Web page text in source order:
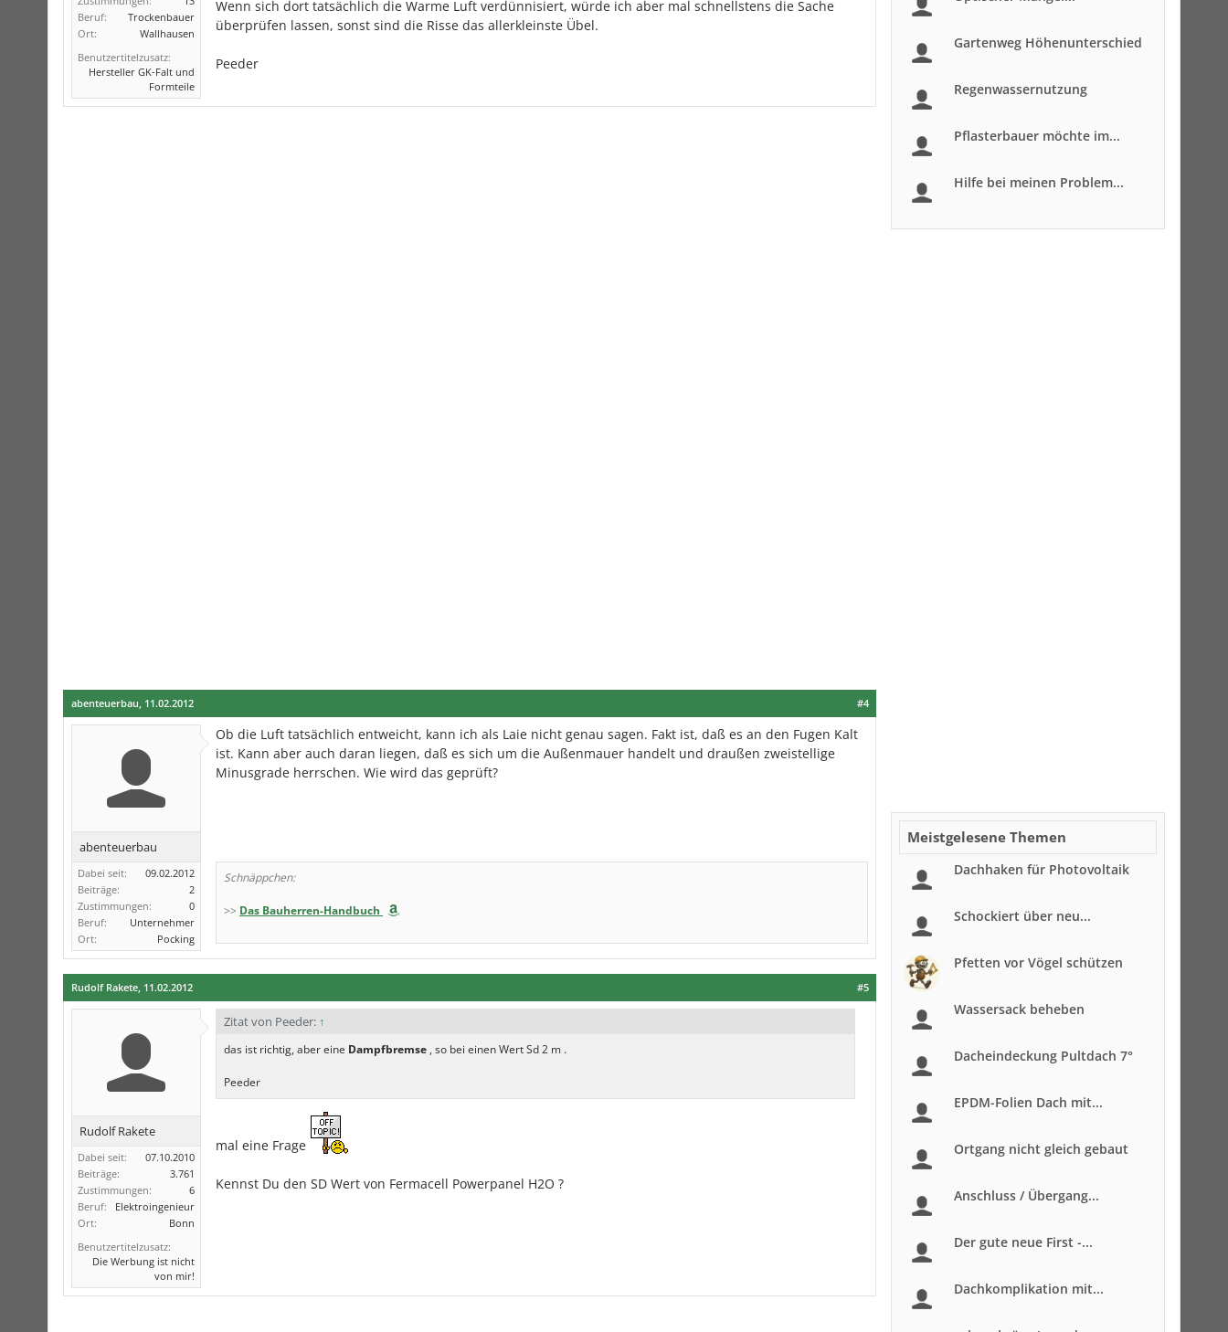
Beruf:
Trockenbauer
Ort:
Wallhausen
Benutzertitelzusatz:
Hersteller GK-Falt und
Formteile
Wenn sich dort tatsächlich die Warme Luft verdünnisiert, würde ich aber mal schnellstens die Sache
überprüfen lassen, sonst sind die Risse das allerkleinste Übel.
Peeder
#4
abenteuerbau, 11.02.2012
abenteuerbau
Dabei seit:
09.02.2012
Beiträge:
2
Zustimmungen:
0
Beruf:
Unternehmer
Ort:
Pocking
Ob die Luft tatsächlich entweicht, kann ich als Laie nicht genau sagen. Fakt ist, daß es an den Fugen Kalt
ist. Kann aber auch daran liegen, daß es sich um die Außenmauer handelt und draußen zweistellige
Minusgrade herrschen. Wie wird das geprüft?
Schnäppchen:
>> Das Bauherren-Handbuch
#5
Rudolf Rakete, 11.02.2012
Rudolf Rakete
Dabei seit:
07.10.2010
Beiträge:
3.761
Zustimmungen:
6
Beruf:
Elektroingenieur
Ort:
Bonn
Benutzertitelzusatz:
Die Werbung ist nicht
von mir!
Zitat von Peeder: ↑
das ist richtig, aber eine Dampfbremse , so bei einen Wert Sd 2 m .
Peeder
mal eine Frage
Kennst Du den SD Wert von Fermacell Powerpanel H2O ?
Gartenweg Höhenunterschied
Regenwassernutzung
Pflasterbauer möchte im...
Hilfe bei meinen Problem...
Meistgelesene Themen
Dachhaken für Photovoltaik
Schockiert über neu...
Pfetten vor Vögel schützen
Wassersack beheben
Dacheindeckung Pultdach 7°
EPDM-Folien Dach mit...
Ortgang nicht gleich gebaut
Anschluss / Übergang...
Der gute neue First -...
Dachkomplikation mit...